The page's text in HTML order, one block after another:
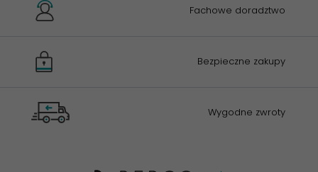
Fachowe doradztwo
Bezpieczne zakupy
Wygodne zwroty